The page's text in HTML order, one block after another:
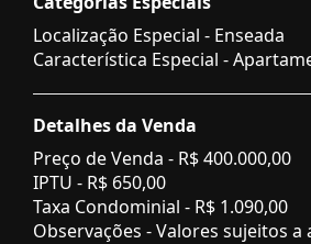
Localização Especial - Enseada
Característica Especial -
Detalhes da Venda
Preço de Venda - R$ 400.000,00
IPTU - R$ 650,00
Taxa Condominial - R$ 1.090,00
Observações - Valores sujeitos a